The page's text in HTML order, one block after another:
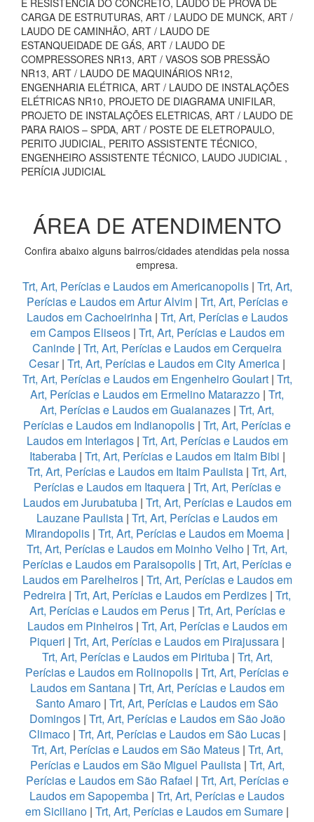
E RESISTÊNCIA DO CONCRETO, LAUDO DE PROVA DE
CARGA DE ESTRUTURAS, ART / LAUDO DE MUNCK, ART /
LAUDO DE CAMINHÃO, ART / LAUDO DE
ESTANQUEIDADE DE GÁS, ART / LAUDO DE
COMPRESSORES NR13, ART / VASOS SOB PRESSÃO
NR13, ART / LAUDO DE MAQUINÁRIOS NR12,
ENGENHARIA ELÉTRICA, ART / LAUDO DE INSTALAÇÕES
ELÉTRICAS NR10, PROJETO DE DIAGRAMA UNIFILAR,
PROJETO DE INSTALAÇÕES ELETRICAS, ART / LAUDO DE
PARA RAIOS – SPDA, ART / POSTE DE ELETROPAULO,
PERITO JUDICIAL, PERITO ASSISTENTE TÉCNICO,
ENGENHEIRO ASSISTENTE TÉCNICO, LAUDO JUDICIAL ,
PERÍCIA JUDICIAL
ÁREA DE ATENDIMENTO
Confira abaixo alguns bairros/cidades atendidas pela nossa
empresa.
Trt, Art, Perícias e Laudos em Americanopolis | Trt, Art,
Perícias e Laudos em Artur Alvim | Trt, Art, Perícias e
Laudos em Cachoeirinha| Trt, Art, Perícias e Laudos
em Campos Eliseos | Trt, Art, Perícias e Laudos em
Caninde | Trt, Art, Perícias e Laudos em Cerqueira
Cesar| Trt, Art, Perícias e Laudos em City America |
Trt, Art, Perícias e Laudos em Engenheiro Goulart | Trt,
Art, Perícias e Laudos em Ermelino Matarazzo | Trt,
Art, Perícias e Laudos em Guaianazes | Trt, Art,
Perícias e Laudos em Indianopolis | Trt, Art, Perícias e
Laudos em Interlagos| Trt, Art, Perícias e Laudos em
Itaberaba| Trt, Art, Perícias e Laudos em Itaim Bibi |
Trt, Art, Perícias e Laudos em Itaim Paulista | Trt, Art,
Perícias e Laudos em Itaquera| Trt, Art, Perícias e
Laudos em Jurubatuba| Trt, Art, Perícias e Laudos em
Lauzane Paulista | Trt, Art, Perícias e Laudos em
Mirandopolis| Trt, Art, Perícias e Laudos em Moema|
Trt, Art, Perícias e Laudos em Moinho Velho | Trt, Art,
Perícias e Laudos em Paraisopolis | Trt, Art, Perícias e
Laudos em Parelheiros| Trt, Art, Perícias e Laudos em
Pedreira | Trt, Art, Perícias e Laudos em Perdizes | Trt,
Art, Perícias e Laudos em Perus| Trt, Art, Perícias e
Laudos em Pinheiros| Trt, Art, Perícias e Laudos em
Piqueri | Trt, Art, Perícias e Laudos em Pirajussara |
Trt, Art, Perícias e Laudos em Pirituba| Trt, Art,
Perícias e Laudos em Rolinopolis | Trt, Art, Perícias e
Laudos em Santana| Trt, Art, Perícias e Laudos em
Santo Amaro | Trt, Art, Perícias e Laudos em São
Domingos| Trt, Art, Perícias e Laudos em São João
Climaco| Trt, Art, Perícias e Laudos em São Lucas|
Trt, Art, Perícias e Laudos em São Mateus | Trt, Art,
Perícias e Laudos em São Miguel Paulista| Trt, Art,
Perícias e Laudos em São Rafael | Trt, Art, Perícias e
Laudos em Sapopemba | Trt, Art, Perícias e Laudos
em Siciliano | Trt, Art, Perícias e Laudos em Sumare |